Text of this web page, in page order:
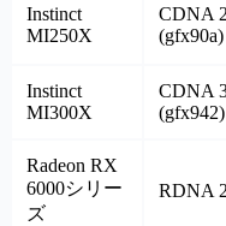
Instinct
MI250X
CDNA
(gfx90a)
Instinct
MI300X
CDNA
(gfx942)
Radeon RX
6000シリー
ズ
RDNA